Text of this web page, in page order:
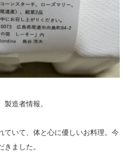
造者情報。
ていて、体と心に優しいお料理。今
ました。